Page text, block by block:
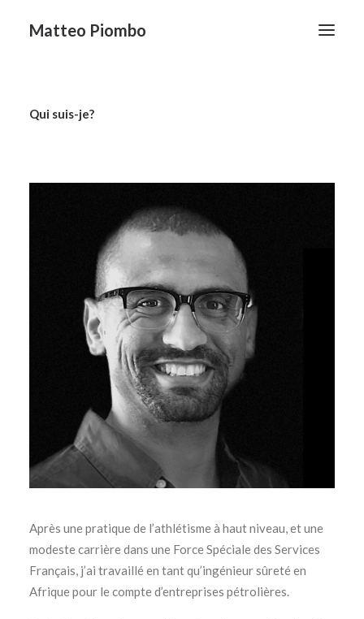
Matteo Piombo
Qui suis-je?
Après une pratique de l’athlétisme à haut niveau, et une
modeste carrière dans une Force Spéciale des Services
Français, j’ai travaillé en tant qu’ingénieur sûreté en
Afrique pour le compte d’entreprises pétrolières.